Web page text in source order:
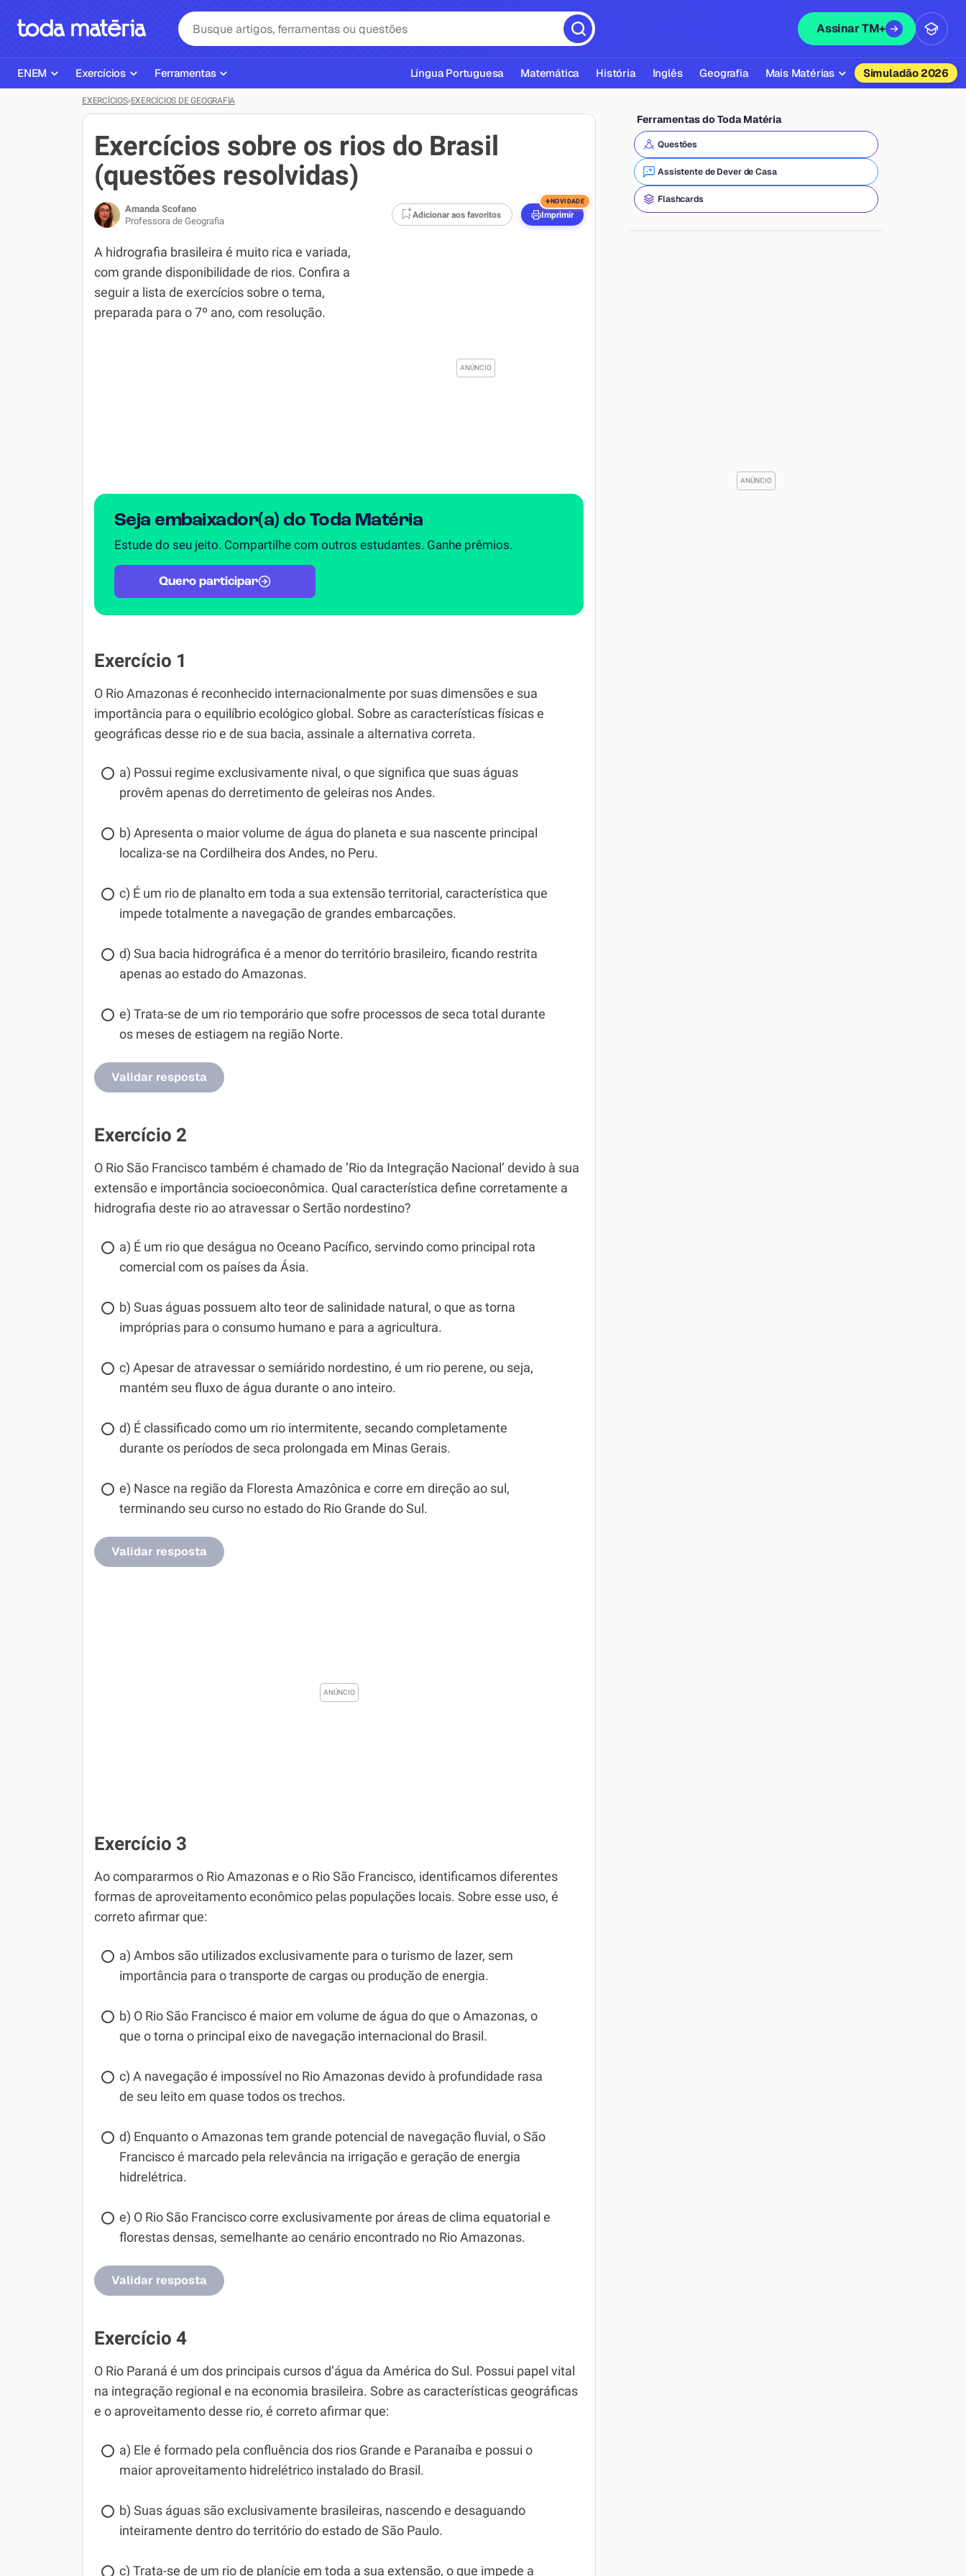
Assinar TM+
ENEM
Página Inicial ENEM
Plano de Estudos
Matérias do ENEM
Corretor de Redação
Exercícios ENEM
Simulados ENEM
Exercícios
ENEM
Matemática
Português
História
Biologia
Inglês
Geografia
Ferramentas
Ajudante de Dever de Casa
Corretor de Redação
Exercícios
Gerador Referências Bibliográficas ABNT
Língua Portuguesa Matemática História Inglês Geografia Mais Matérias
Química
Física
Filosofia
Simuladão 2026
EXERCÍCIOS›EXERCÍCIOS DE GEOGRAFIA
Exercícios sobre os rios do Brasil
(questões resolvidas)
Amanda Scofano
Professora de Geografia
Adicionar aos favoritos Imprimir
+NOVIDADE
A hidrografia brasileira é muito rica e variada,
com grande disponibilidade de rios. Confira a
seguir a lista de exercícios sobre o tema,
preparada para o 7º ano, com resolução.
Seja embaixador(a) do Toda Matéria
Estude do seu jeito. Compartilhe com outros estudantes. Ganhe prêmios.
Quero participar
Exercício 1
O Rio Amazonas é reconhecido internacionalmente por suas dimensões e sua
importância para o equilíbrio ecológico global. Sobre as características físicas e
geográficas desse rio e de sua bacia, assinale a alternativa correta.
a) Possui regime exclusivamente nival, o que significa que suas águas
provêm apenas do derretimento de geleiras nos Andes.
b) Apresenta o maior volume de água do planeta e sua nascente principal
localiza-se na Cordilheira dos Andes, no Peru.
c) É um rio de planalto em toda a sua extensão territorial, característica que
impede totalmente a navegação de grandes embarcações.
d) Sua bacia hidrográfica é a menor do território brasileiro, ficando restrita
apenas ao estado do Amazonas.
e) Trata-se de um rio temporário que sofre processos de seca total durante
os meses de estiagem na região Norte.
Validar resposta
Exercício 2
O Rio São Francisco também é chamado de ʼRio da Integração Nacionalʼ devido à sua
extensão e importância socioeconômica. Qual característica define corretamente a
hidrografia deste rio ao atravessar o Sertão nordestino?
a) É um rio que deságua no Oceano Pacífico, servindo como principal rota
comercial com os países da Ásia.
b) Suas águas possuem alto teor de salinidade natural, o que as torna
impróprias para o consumo humano e para a agricultura.
c) Apesar de atravessar o semiárido nordestino, é um rio perene, ou seja,
mantém seu fluxo de água durante o ano inteiro.
d) É classificado como um rio intermitente, secando completamente
durante os períodos de seca prolongada em Minas Gerais.
e) Nasce na região da Floresta Amazônica e corre em direção ao sul,
terminando seu curso no estado do Rio Grande do Sul.
Validar resposta
Exercício 3
Ao compararmos o Rio Amazonas e o Rio São Francisco, identificamos diferentes
formas de aproveitamento econômico pelas populações locais. Sobre esse uso, é
correto afirmar que:
a) Ambos são utilizados exclusivamente para o turismo de lazer, sem
importância para o transporte de cargas ou produção de energia.
b) O Rio São Francisco é maior em volume de água do que o Amazonas, o
que o torna o principal eixo de navegação internacional do Brasil.
c) A navegação é impossível no Rio Amazonas devido à profundidade rasa
de seu leito em quase todos os trechos.
d) Enquanto o Amazonas tem grande potencial de navegação fluvial, o São
Francisco é marcado pela relevância na irrigação e geração de energia
hidrelétrica.
e) O Rio São Francisco corre exclusivamente por áreas de clima equatorial e
florestas densas, semelhante ao cenário encontrado no Rio Amazonas.
Validar resposta
Exercício 4
O Rio Paraná é um dos principais cursos dʼágua da América do Sul. Possui papel vital
na integração regional e na economia brasileira. Sobre as características geográficas
e o aproveitamento desse rio, é correto afirmar que:
a) Ele é formado pela confluência dos rios Grande e Paranaíba e possui o
maior aproveitamento hidrelétrico instalado do Brasil.
b) Suas águas são exclusivamente brasileiras, nascendo e desaguando
inteiramente dentro do território do estado de São Paulo.
c) Trata-se de um rio de planície em toda a sua extensão, o que impede a
Ferramentas do Toda Matéria
Questões
Assistente de Dever de Casa
Flashcards